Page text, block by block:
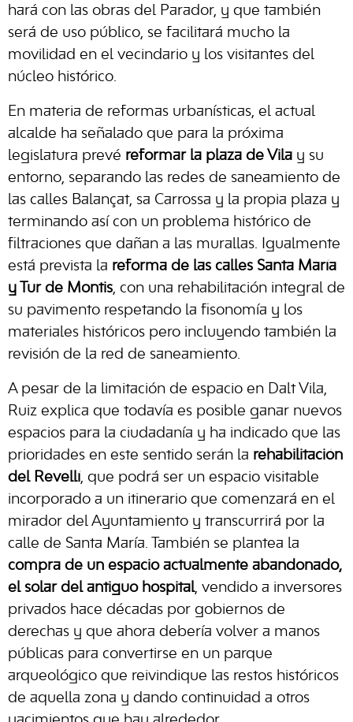
hará con las obras del Parador, y que también
será de uso público, se facilitará mucho la
movilidad en el vecindario y los visitantes del
núcleo histórico.
En materia de reformas urbanísticas, el actual
alcalde ha señalado que para la próxima
legislatura prevé reformar la plaza de Vila y su
entorno, separando las redes de saneamiento de
las calles Balançat, sa Carrossa y la propia plaza y
terminando así con un problema histórico de
filtraciones que dañan a las murallas. Igualmente
está prevista la reforma de las calles Santa María
y Tur de Montis, con una rehabilitación integral de
su pavimento respetando la fisonomía y los
materiales históricos pero incluyendo también la
revisión de la red de saneamiento.
A pesar de la limitación de espacio en Dalt Vila,
Ruiz explica que todavía es posible ganar nuevos
espacios para la ciudadanía y ha indicado que las
prioridades en este sentido serán la rehabilitación
del Revellí, que podrá ser un espacio visitable
incorporado a un itinerario que comenzará en el
mirador del Ayuntamiento y transcurrirá por la
calle de Santa María. También se plantea la
compra de un espacio actualmente abandonado,
el solar del antiguo hospital, vendido a inversores
privados hace décadas por gobiernos de
derechas y que ahora debería volver a manos
públicas para convertirse en un parque
arqueológico que reivindique las restos históricos
de aquella zona y dando continuidad a otros